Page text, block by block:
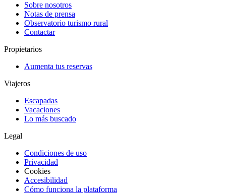
Sobre nosotros
Notas de prensa
Observatorio turismo rural
Contactar
Propietarios
Aumenta tus reservas
Viajeros
Escapadas
Vacaciones
Lo más buscado
Legal
Condiciones de uso
Privacidad
Cookies
Accesibilidad
Cómo funciona la plataforma